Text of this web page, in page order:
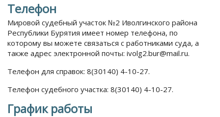
Телефон
Мировой судебный участок №2 Иволгинского района
Республики Бурятия имеет номер телефона, по
которому вы можете связаться с работниками суда, а
также адрес электронной почты: ivolg2.bur@mail.ru.
Телефон для справок: 8(30140) 4-10-27.
Телефон судебного участка: 8(30140) 4-10-27.
График работы